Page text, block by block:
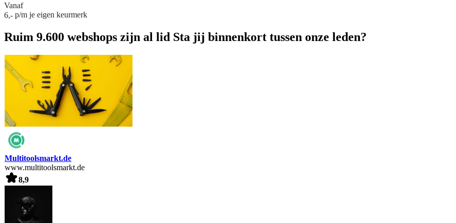
Vanaf
6,- p/m je eigen keurmerk
Ruim 9.600 webshops zijn al lid Sta jij binnenkort tussen onze leden?
Multitoolsmarkt.de
www.multitoolsmarkt.de
8,9